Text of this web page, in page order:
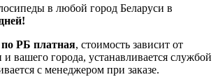
в любой город Беларуси в
по РБ платная, стоимость зависит от
вашего города, устанавливается службой
с менеджером при заказе.